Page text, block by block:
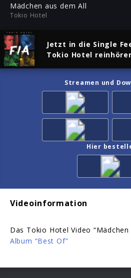
Mädchen aus dem All
Tokio Hotel
Jetzt in die Single
Tokio Hotel
Streamen und
Hier
Videoinformation
Das Tokio Hotel Video
Album “Best Of”